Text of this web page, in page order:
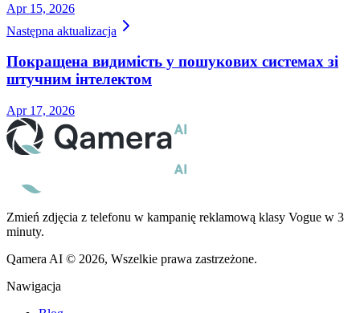
Apr 15, 2026
Następna aktualizacja
Покращена видимість у пошукових системах зі
штучним інтелектом
Apr 17, 2026
Zmień zdjęcia z telefonu w kampanię reklamową klasy Vogue w 3
minuty.
Qamera AI © 2026, Wszelkie prawa zastrzeżone.
Nawigacja